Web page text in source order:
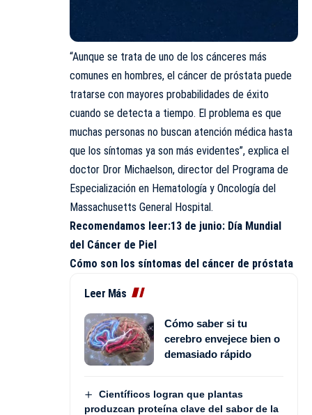
“Aunque se trata de uno de los cánceres más
comunes en hombres, el cáncer de próstata puede
tratarse con mayores probabilidades de éxito
cuando se detecta a tiempo. El problema es que
muchas personas no buscan atención médica hasta
que los síntomas ya son más evidentes”, explica el
doctor Dror Michaelson, director del Programa de
Especialización en Hematología y Oncología del
Massachusetts General Hospital.
Recomendamos leer:13 de junio: Día Mundial
del Cáncer de Piel
Cómo son los síntomas del cáncer de próstata
Leer Más
Cómo saber si tu
cerebro envejece bien o
demasiado rápido
Científicos logran que plantas
produzcan proteína clave del sabor de la